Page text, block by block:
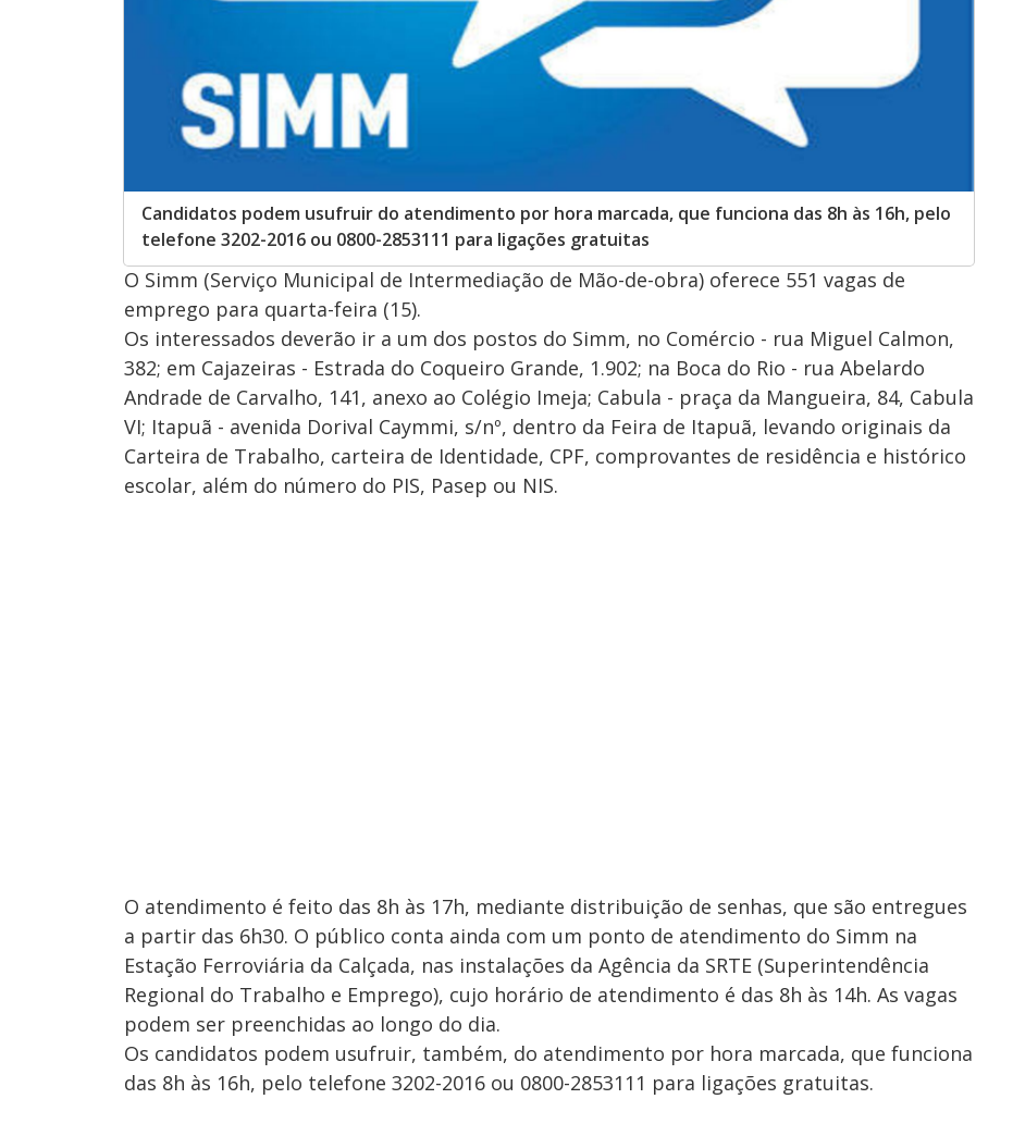
Candidatos podem usufruir do atendimento por hora marcada, que funciona das 8h às 16h, pelo
telefone 3202-2016 ou 0800-2853111 para ligações gratuitas
O Simm (Serviço Municipal de Intermediação de Mão-de-obra) oferece 551 vagas de
emprego para quarta-feira (15).
Os interessados deverão ir a um dos postos do Simm, no Comércio - rua Miguel Calmon,
382; em Cajazeiras - Estrada do Coqueiro Grande, 1.902; na Boca do Rio - rua Abelardo
Andrade de Carvalho, 141, anexo ao Colégio Imeja; Cabula - praça da Mangueira, 84, Cabula
VI; Itapuã - avenida Dorival Caymmi, s/nº, dentro da Feira de Itapuã, levando originais da
Carteira de Trabalho, carteira de Identidade, CPF, comprovantes de residência e histórico
escolar, além do número do PIS, Pasep ou NIS.
O atendimento é feito das 8h às 17h, mediante distribuição de senhas, que são entregues
a partir das 6h30. O público conta ainda com um ponto de atendimento do Simm na
Estação Ferroviária da Calçada, nas instalações da Agência da SRTE (Superintendência
Regional do Trabalho e Emprego), cujo horário de atendimento é das 8h às 14h. As vagas
podem ser preenchidas ao longo do dia.
Os candidatos podem usufruir, também, do atendimento por hora marcada, que funciona
das 8h às 16h, pelo telefone 3202-2016 ou 0800-2853111 para ligações gratuitas.